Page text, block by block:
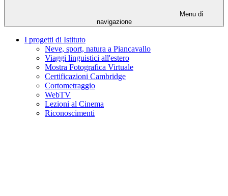
Menu di
navigazione
I progetti di Istituto
Neve, sport, natura a Piancavallo
Viaggi linguistici all'estero
Mostra Fotografica Virtuale
Certificazioni Cambridge
Cortometraggio
WebTV
Lezioni al Cinema
Riconoscimenti